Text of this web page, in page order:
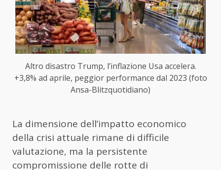
Altro disastro Trump, l’inflazione Usa accelera.
+3,8% ad aprile, peggior performance dal 2023 (foto
Ansa-Blitzquotidiano)
La dimensione dell’impatto economico
della crisi attuale rimane di difficile
valutazione, ma la persistente
compromissione delle rotte di